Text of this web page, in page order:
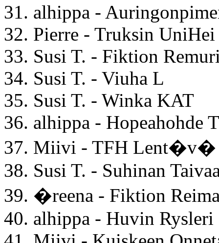
31. alhippa -
32. Pierre - Truksin UniHei
33. Susi T. - Fiktion
34. Susi T. - Viuha L
35. Susi T. - Winka KAT
36. alhippa - Hopeahohde
37. Miivi - TFH Lent�v�
38. Susi T. - Suhinan
39. �reena - Fiktion
40. alhippa - Huvin Rysleri